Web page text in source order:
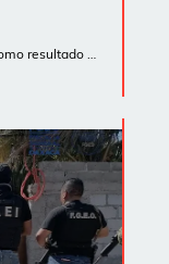
resultado …